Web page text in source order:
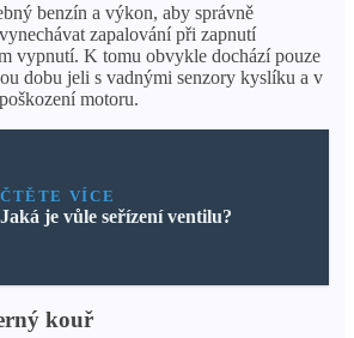
benzín a výkon, aby správně
zapalování při zapnutí
vypnutí. K tomu obvykle dochází pouze
dobu jeli s vadnými senzory kyslíku a v
motoru.
ČTĚTE VÍCE
Jaká je vůle seřízení ventilu?
kouř